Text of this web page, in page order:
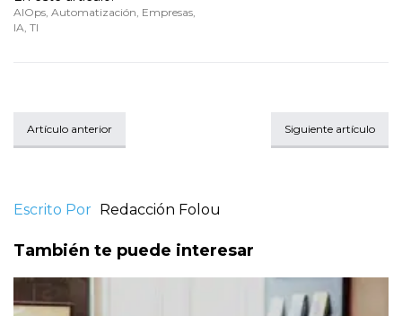
AIOps, Automatización, Empresas,
IA, TI
Artículo anterior Siguiente artículo
Escrito Por Redacción Folou
También te puede interesar